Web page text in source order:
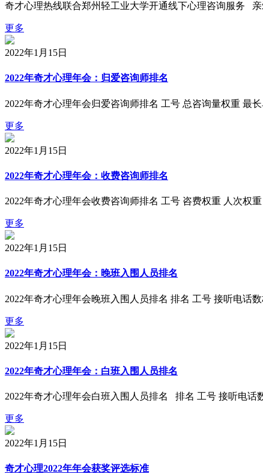
奇才心理热线联合郑州轻工业大学开通线下心理咨询服
更多
2022年1月15日
2022年奇才心理年会：归爱咨询师排名
2022年奇才心理年会归爱咨询师排名 工号 总咨询量权重 最
更多
2022年1月15日
2022年奇才心理年会：收费咨询师排名
2022年奇才心理年会收费咨询师排名 工号 咨费权重 人次权重
更多
2022年1月15日
2022年奇才心理年会：晚班入围人员排名
2022年奇才心理年会晚班入围人员排名 排名 工号 接听电话
更多
2022年1月15日
2022年奇才心理年会：白班入围人员排名
2022年奇才心理年会白班入围人员排名 排名 工号 接听电
更多
2022年1月15日
奇才心理2022年年会获奖评选标准